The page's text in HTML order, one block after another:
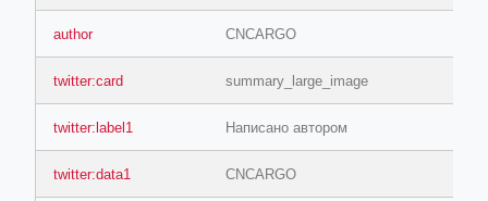
crew-neck-navy-blue/
author CNCARGO
twitter:card summary_large_image
twitter:label1 Написано автором
twitter:data1 CNCARGO